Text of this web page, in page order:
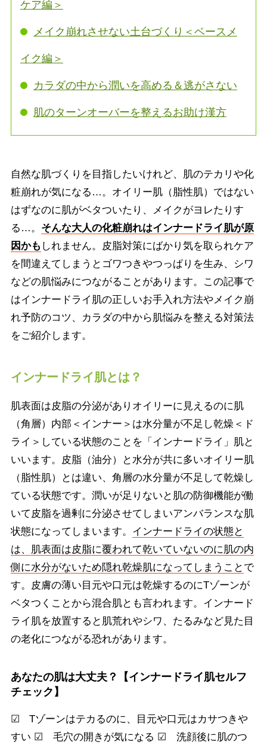
ケア編＞
メイク崩れさせない土台づくり＜ベースメ
イク編＞
カラダの中から潤いを高める＆逃がさない
肌のターンオーバーを整えるお助け漢方
自然な肌づくりを目指したいけれど、肌のテカリや化
粧崩れが気になる…。オイリー肌（脂性肌）ではない
はずなのに肌がベタついたり、メイクがヨレたりす
る…。 そんな大人の化粧崩れはインナードライ肌が原
因かも しれません。皮脂対策にばかり気を取られケア
を間違えてしまうとゴワつきやつっぱりを生み、シワ
などの肌悩みにつながることがあります。この記事で
はインナードライ肌の正しいお手入れ方法やメイク崩
れ予防のコツ、カラダの中から肌悩みを整える対策法
をご紹介します。
インナードライ肌とは？
肌表面は皮脂の分泌がありオイリーに見えるのに肌
（角層）内部＜インナー＞は水分量が不足し乾燥＜ド
ライ＞している状態のことを「インナードライ」肌と
いいます。皮脂（油分）と水分が共に多いオイリー肌
（脂性肌）とは違い、角層の水分量が不足して乾燥し
ている状態です。潤いが足りないと肌の防御機能が働
いて皮脂を過剰に分泌させてしまいアンバランスな肌
状態になってしまいます。 インナードライの状態と
は、肌表面は皮脂に覆われて乾いていないのに肌の内
側に水分がないため隠れ乾燥肌になってしまうこと で
す。皮膚の薄い目元や口元は乾燥するのにTゾーンが
ベタつくことから混合肌とも言われます。インナード
ライ肌を放置すると肌荒れやシワ、たるみなど見た目
の老化につながる恐れがあります。
あなたの肌は大丈夫？【インナードライ肌セルフ
チェック】
☑ Tゾーンはテカるのに、目元や口元はカサつきや
すい ☑ 毛穴の開きが気になる ☑ 洗顔後に肌のつ